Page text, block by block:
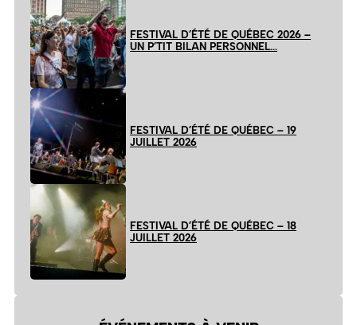
FESTIVAL D’ÉTÉ DE QUÉBEC 2026 –
UN P’TIT BILAN PERSONNEL…
FESTIVAL D’ÉTÉ DE QUÉBEC – 19
JUILLET 2026
FESTIVAL D’ÉTÉ DE QUÉBEC – 18
JUILLET 2026